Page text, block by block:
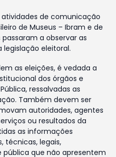
atividades de comunicação
de Museus – Ibram e de
a observar as
eleitoral.
as eleições, é vedada a
dos órgãos e
ressalvadas as
Também devem ser
autoridades, agentes
ou resultados da
as informações
técnicas, legais,
que não apresentem